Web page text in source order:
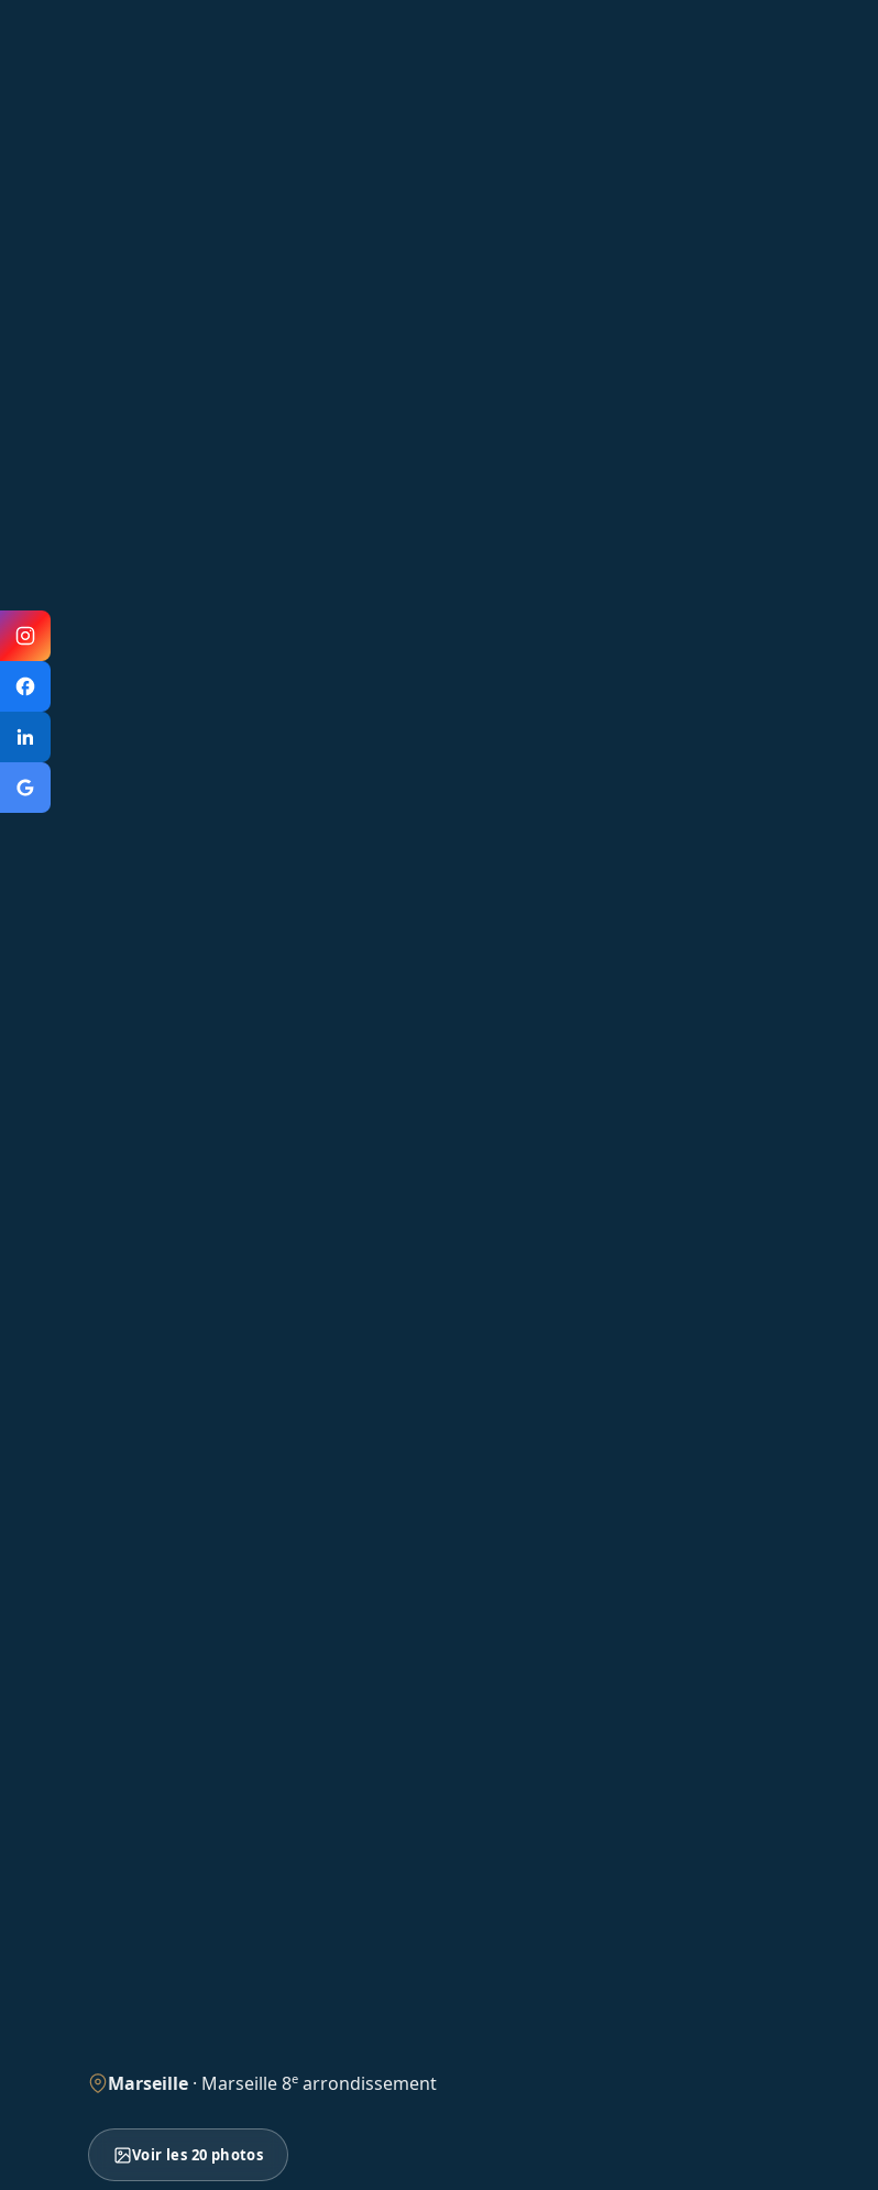
Marseille · Marseille 8e arrondissement
Voir les 20 photos